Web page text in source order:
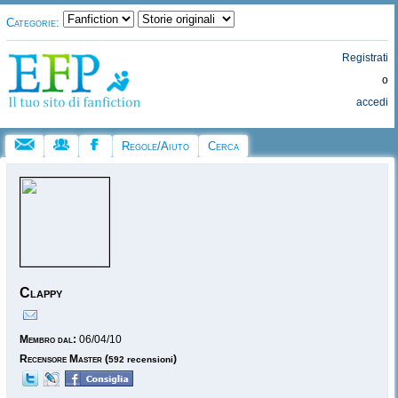
Categorie:
Registrati
o
accedi
Regole/Aiuto Cerca
Clappy
Membro dal: 06/04/10
Recensore Master (592 recensioni)